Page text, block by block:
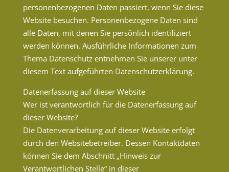
personenbezogenen Daten passiert, wenn Sie diese
Website besuchen. Personenbezogene Daten sind
alle Daten, mit denen Sie persönlich identifiziert
werden können. Ausführliche Informationen zum
Thema Datenschutz entnehmen Sie unserer unter
diesem Text aufgeführten Datenschutzerklärung.
Datenerfassung auf dieser Website
Wer ist verantwortlich für die Datenerfassung auf
dieser Website?
Die Datenverarbeitung auf dieser Website erfolgt
durch den Websitebetreiber. Dessen Kontaktdaten
können Sie dem Abschnitt „Hinweis zur
Verantwortlichen Stelle“ in dieser